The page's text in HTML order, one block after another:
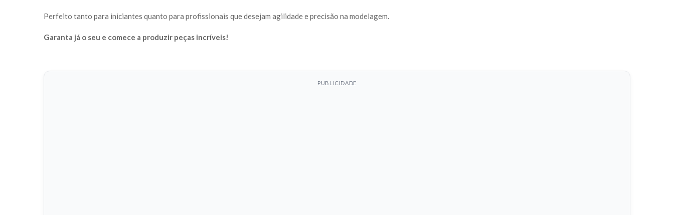
Perfeito tanto para iniciantes quanto para profissionais que desejam agilidade e precisão na modelagem.
Garanta já o seu e comece a produzir peças incríveis!
PUBLICIDADE